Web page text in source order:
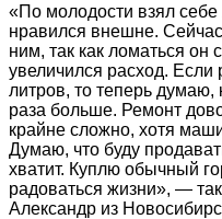
«По молодости взял
нравился внешне.
ним, так как ломаться он
увеличился расход.
литров, то теперь думаю,
раза больше. Ремонт
крайне сложно, хотя
Думаю, что буду
хватит. Куплю обычный
радоваться жизни», —
Александр из